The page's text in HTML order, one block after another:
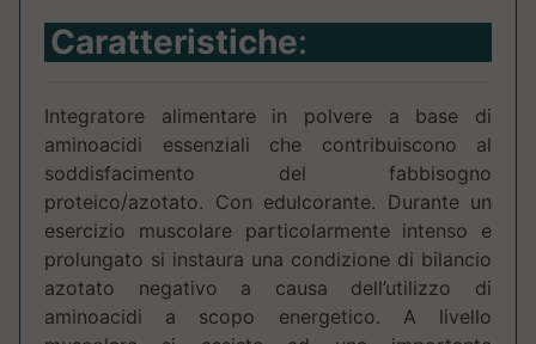
Caratteristiche:
Integratore alimentare in polvere a base di
aminoacidi essenziali che contribuiscono al
soddisfacimento del fabbisogno
proteico/azotato. Con edulcorante. Durante un
esercizio muscolare particolarmente intenso e
prolungato si instaura una condizione di bilancio
azotato negativo a causa dell’utilizzo di
aminoacidi a scopo energetico. A livello